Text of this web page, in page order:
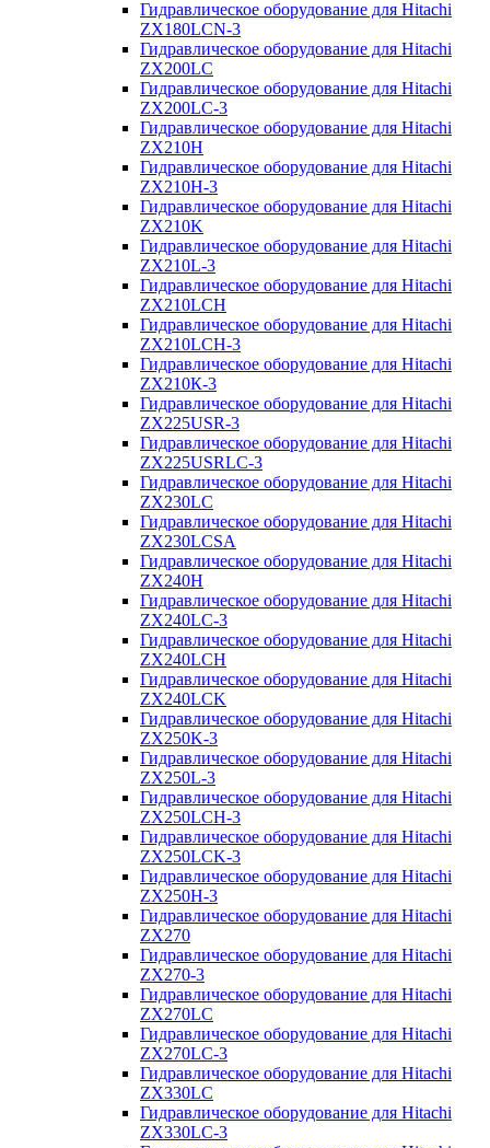
Гидравлическое оборудование для Hitachi
ZX180LCN-3
Гидравлическое оборудование для Hitachi
ZX200LC
Гидравлическое оборудование для Hitachi
ZX200LC-3
Гидравлическое оборудование для Hitachi
ZX210H
Гидравлическое оборудование для Hitachi
ZX210H-3
Гидравлическое оборудование для Hitachi
ZX210K
Гидравлическое оборудование для Hitachi
ZX210L-3
Гидравлическое оборудование для Hitachi
ZX210LCH
Гидравлическое оборудование для Hitachi
ZX210LCH-3
Гидравлическое оборудование для Hitachi
ZX210К-3
Гидравлическое оборудование для Hitachi
ZX225USR-3
Гидравлическое оборудование для Hitachi
ZX225USRLC-3
Гидравлическое оборудование для Hitachi
ZX230LC
Гидравлическое оборудование для Hitachi
ZX230LCSA
Гидравлическое оборудование для Hitachi
ZX240H
Гидравлическое оборудование для Hitachi
ZX240LC-3
Гидравлическое оборудование для Hitachi
ZX240LCH
Гидравлическое оборудование для Hitachi
ZX240LCK
Гидравлическое оборудование для Hitachi
ZX250K-3
Гидравлическое оборудование для Hitachi
ZX250L-3
Гидравлическое оборудование для Hitachi
ZX250LCH-3
Гидравлическое оборудование для Hitachi
ZX250LCK-3
Гидравлическое оборудование для Hitachi
ZX250Н-3
Гидравлическое оборудование для Hitachi
ZX270
Гидравлическое оборудование для Hitachi
ZX270-3
Гидравлическое оборудование для Hitachi
ZX270LC
Гидравлическое оборудование для Hitachi
ZX270LC-3
Гидравлическое оборудование для Hitachi
ZX330LC
Гидравлическое оборудование для Hitachi
ZX330LC-3